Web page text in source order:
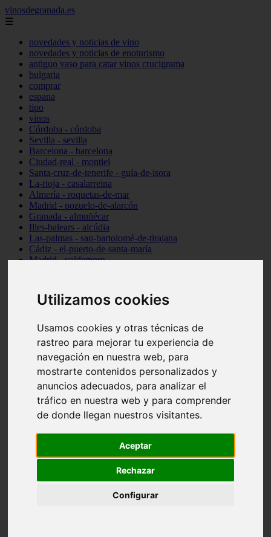
Utilizamos cookies
Usamos cookies y otras técnicas de
rastreo para mejorar tu experiencia de
navegación en nuestra web, para
mostrarte contenidos personalizados y
anuncios adecuados, para analizar el
tráfico en nuestra web y para comprender
de donde llegan nuestros visitantes.
Aceptar
Rechazar
Configurar
vinosdegranada.es
☰
novedades y noticias de vino
novedades y noticias de enoturismo
antiguo vaso para catar vinos crucigrama
bulgaria
comprar
espana
tipo
vinos
Córdoba - córdoba
Sevilla - sevilla
Barcelona - barcelona
Ciudad-real - montiel
Santa-cruz-de-tenerife - guía-de-isora
La-rioja - casalarreina
Almería - roquetas-de-mar
Madrid - pozuelo-de-alarcón
Granada - almuñécar
Illes-balears - alcúdia
Las-palmas - san-bartolomé-de-tirajana
Cádiz - el-puerto-de-santa-maría
Madrid - valdemoro
Cantabria - suances
Sevilla - bormujos
Málaga - júzcar
Huesca - alquézar
Huesca - castejón-de-sos
Lleida - alt-àneu
Córdoba - almedinilla
Navarra - zangoza
Cantabria - arenas-de-iguña
Barcelona - la-pobla-de-lillet
Murcia - cartagena
Madrid - nuevo-baztán